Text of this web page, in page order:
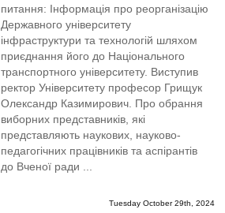
питання: Інформація про реорганізацію
Державного університету
інфраструктури та технологій шляхом
приєднання його до Національного
транспортного університету. Виступив
ректор Університету професор Грищук
Олександр Казимирович. Про обрання
виборних представників, які
представляють наукових, науково-
педагогічних працівників та аспірантів
до Вченої ради ...
Tuesday October 29th, 2024